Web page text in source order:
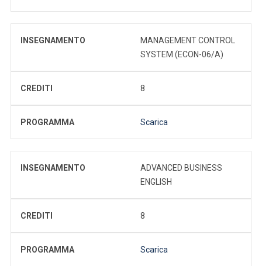
INSEGNAMENTO
MANAGEMENT CONTROL
SYSTEM (ECON-06/A)
CREDITI 8
PROGRAMMA Scarica
INSEGNAMENTO
ADVANCED BUSINESS
ENGLISH
CREDITI 8
PROGRAMMA Scarica